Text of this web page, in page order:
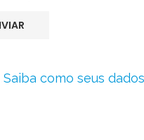
Saiba como seus